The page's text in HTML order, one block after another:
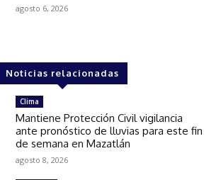
agosto 6, 2026
Noticias relacionadas
Clima
Mantiene Protección Civil vigilancia
ante pronóstico de lluvias para este fin
de semana en Mazatlán
agosto 8, 2026